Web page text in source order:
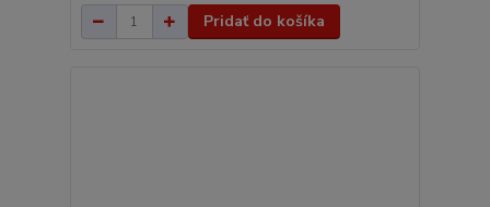
Pridať do košíka